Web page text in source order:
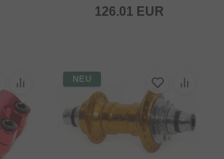
126.01 EUR
NEU